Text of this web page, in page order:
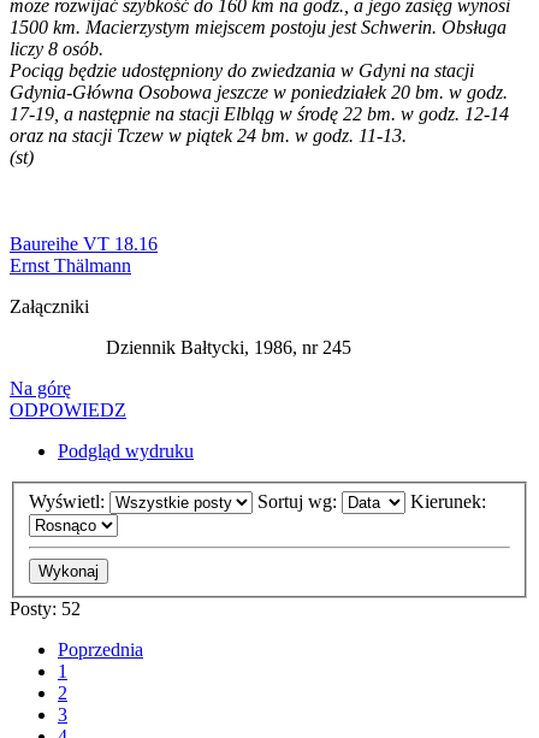
może rozwijać szybkość do 160 km na godz., a jego zasięg wynosi
1500 km. Macierzystym miejscem postoju jest Schwerin. Obsługa
liczy 8 osób.
Pociąg będzie udostępniony do zwiedzania w Gdyni na stacji
Gdynia-Główna Osobowa jeszcze w poniedziałek 20 bm. w godz.
17-19, a następnie na stacji Elbląg w środę 22 bm. w godz. 12-14
oraz na stacji Tczew w piątek 24 bm. w godz. 11-13.
(st)
Baureihe VT 18.16
Ernst Thälmann
Załączniki
Dziennik Bałtycki, 1986, nr 245
Na górę
ODPOWIEDZ
Podgląd wydruku
Wyświetl: Sortuj wg: Kierunek:
Posty: 52
Poprzednia
1
2
3